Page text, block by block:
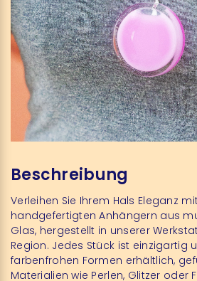
Beschreibung
Verleihen Sie Ihrem Hals Eleganz
handgefertigten Anhängern aus
Glas, hergestellt in unserer
Region. Jedes Stück ist einzigartig
farbenfrohen Formen erhältlich,
Materialien wie Perlen, Glitzer oder